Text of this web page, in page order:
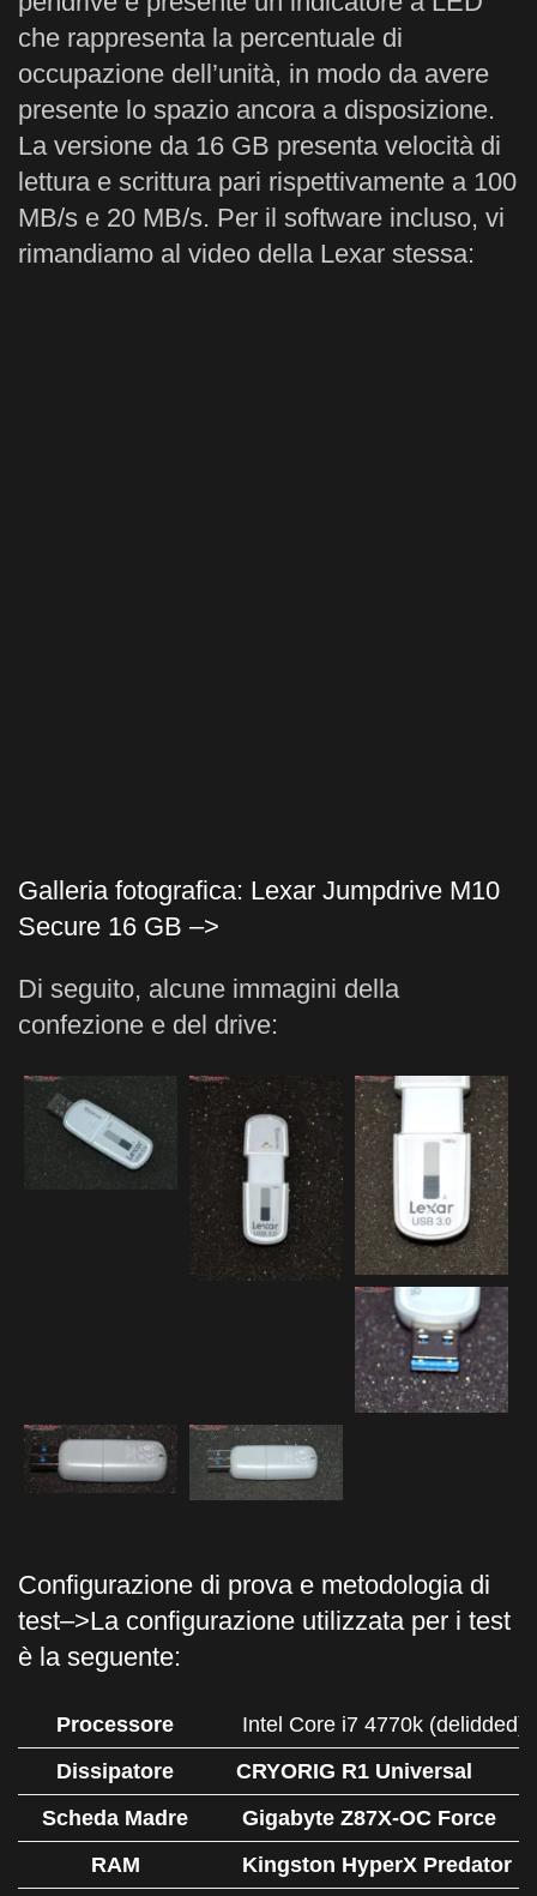
che rappresenta la percentuale di
occupazione dell’unità, in modo da avere
presente lo spazio ancora a disposizione.
La versione da 16 GB presenta velocità di
lettura e scrittura pari rispettivamente a 100
MB/s e 20 MB/s. Per il software incluso, vi
rimandiamo al video della Lexar stessa:
Galleria fotografica: Lexar Jumpdrive M10
Secure 16 GB –>
Di seguito, alcune immagini della
confezione e del drive:
Configurazione di prova e metodologia di
test–>La configurazione utilizzata per i test
è la seguente:
Processore
Intel Core i7 4770k (delidded)
Dissipatore
CRYORIG R1 Universal
Scheda Madre
Gigabyte Z87X-OC Force
RAM
Kingston HyperX Predator